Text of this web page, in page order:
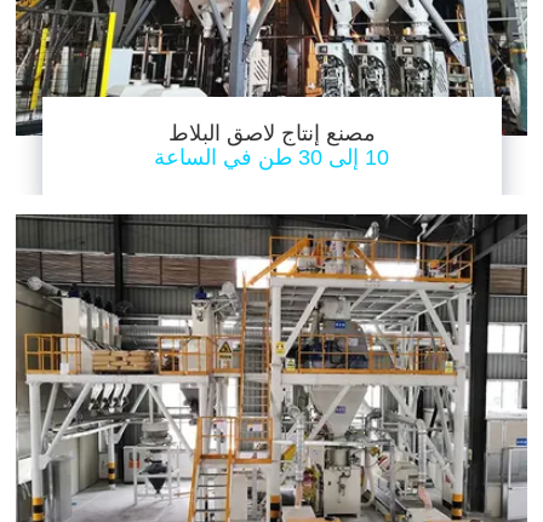
مصنع إنتاج لاصق البلاط
10 إلى 30 طن في الساعة